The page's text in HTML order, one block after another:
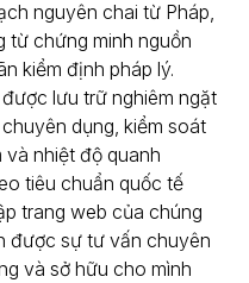
nguyên chai từ Pháp,
chứng minh nguồn
kiểm định pháp lý.
lưu trữ nghiêm ngặt
dụng, kiểm soát
và nhiệt độ quanh
tiêu chuẩn quốc tế
trang web của chúng
được sự tư vấn chuyên
và sở hữu cho mình